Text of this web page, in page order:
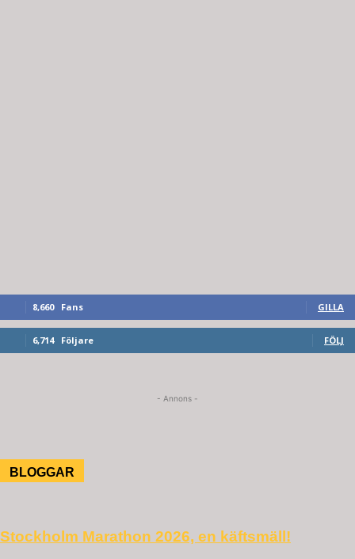
8,660 Fans GILLA
6,714 Följare FÖLJ
- Annons -
BLOGGAR
Stockholm Marathon 2026, en käftsmäll!